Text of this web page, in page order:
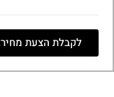
לקבלת הצעת מחיר